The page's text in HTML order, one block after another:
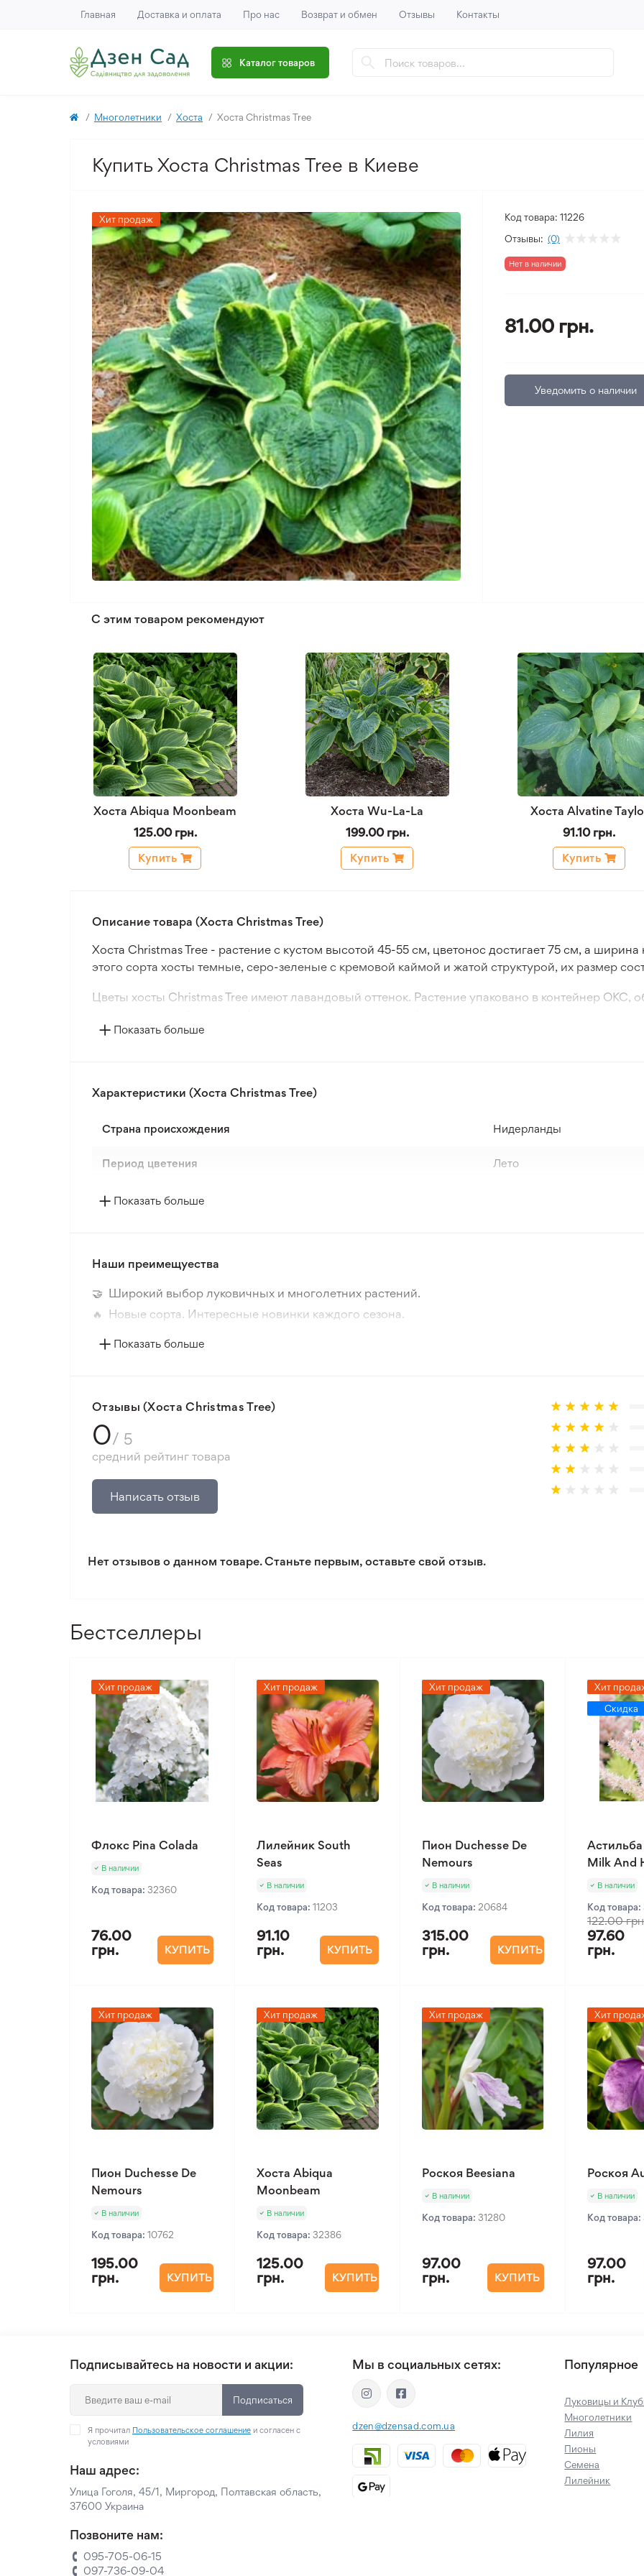
Главная Доставка и оплата Про нас Возврат и обмен Отзывы Контакты
Каталог товаров
Многолетники Хоста Хоста Christmas Tree
Купить Хоста Christmas Tree в Киеве
Хит продаж Код товара: 11226
Отзывы: (0)
Нет в наличии
81.00 грн.
Уведомить о наличии
С этим товаром рекомендуют
Хоста Abiqua Moonbeam
125.00 грн.
Купить
Хоста Wu-La-La
199.00 грн.
Купить
Хоста Alvatine
91.10 грн.
Купить
Описание товара (Хоста Christmas Tree)
Хоста Christmas Tree - растение с кустом высотой 45-55 см, цветонос достигает 75 см, а
этого сорта хосты темные, серо-зеленые с кремовой каймой и жатой структурой, их размер
Цветы хосты Christmas Tree имеют лавандовый оттенок. Растение упаковано в контейнер ОКС,
Показать больше
Характеристики (Хоста Christmas Tree)
Страна происхождения Нидерланды
Период цветения Лето
Морозостойкость
Показать больше
Наши преимещуества
🤝 Широкий выбор луковичных и многолетних растений.
🔥 Новые сорта. Интересные новинки каждого сезона.
📸 Соответствие сортов. Совпадение фотографии товара и реального растения.
Показать больше
Отзывы (Хоста Christmas Tree)
0/ 5
средний рейтинг товара
Написать отзыв
Нет отзывов о данном товаре. Станьте первым, оставьте свой отзыв.
Бестселлеры
Хит продаж
Флокс Pina Colada
В наличии
Код товара: 32360
76.00
грн.
КУПИТЬ
Хит продаж
Лилейник South
Seas
В наличии
Код товара: 11203
91.10
грн.
КУПИТЬ
Хит продаж
Пион Duchesse De
Nemours
В наличии
Код товара: 20684
315.00
грн.
КУПИТЬ
Хит
Скидка
Milk And
В наличии
Код товара:
122.00
97.60
грн.
Хит продаж
Пион Duchesse De
Nemours
В наличии
Код товара: 10762
195.00
грн.
КУПИТЬ
Хит продаж
Хоста Abiqua
Moonbeam
В наличии
Код товара: 32386
125.00
грн.
КУПИТЬ
Хит продаж
Роскоя Beesiana
В наличии
Код товара: 31280
97.00
грн.
КУПИТЬ
Хит
Роскоя
В наличии
Код товара:
97.00
грн.
Подписывайтесь на новости и акции:
Подписаться
Я прочитал Пользовательское соглашение и согласен с
условиями
Наш адрес:
Улица Гоголя, 45/1, Миргород, Полтавская область,
37600 Украина
Позвоните нам:
095-705-06-15
097-736-09-04
Мы в социальных сетях:
dzen@dzensad.com.ua
Популярное
Луковицы и
Многолетники
Лилия
Пионы
Семена
Лилейник